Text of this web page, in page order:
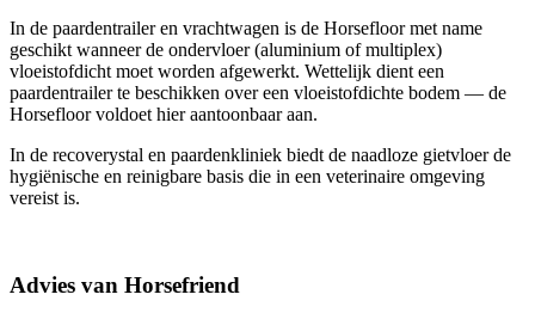
In de paardentrailer en vrachtwagen is de Horsefloor met name
geschikt wanneer de ondervloer (aluminium of multiplex)
vloeistofdicht moet worden afgewerkt. Wettelijk dient een
paardentrailer te beschikken over een vloeistofdichte bodem — de
Horsefloor voldoet hier aantoonbaar aan.
In de recoverystal en paardenkliniek biedt de naadloze gietvloer de
hygiënische en reinigbare basis die in een veterinaire omgeving
vereist is.
Advies van Horsefriend